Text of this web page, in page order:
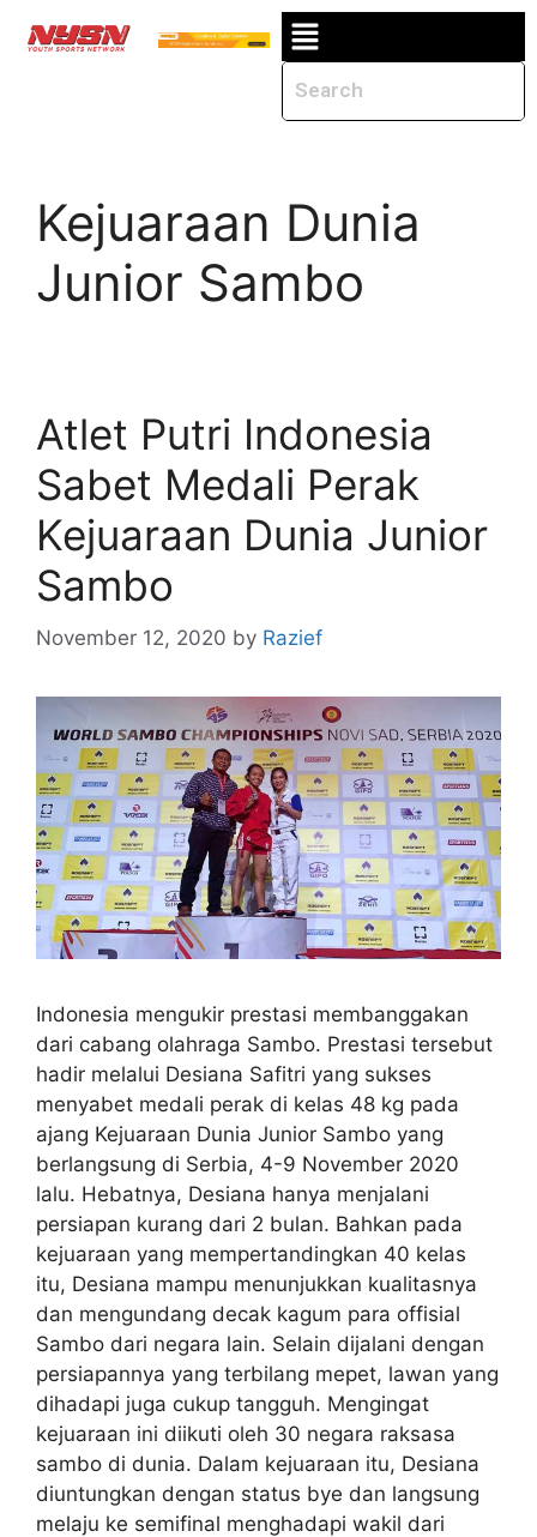
Kejuaraan Dunia
Junior Sambo
Atlet Putri Indonesia
Sabet Medali Perak
Kejuaraan Dunia Junior
Sambo
November 12, 2020 by Razief
Indonesia mengukir prestasi membanggakan
dari cabang olahraga Sambo. Prestasi tersebut
hadir melalui Desiana Safitri yang sukses
menyabet medali perak di kelas 48 kg pada
ajang Kejuaraan Dunia Junior Sambo yang
berlangsung di Serbia, 4-9 November 2020
lalu. Hebatnya, Desiana hanya menjalani
persiapan kurang dari 2 bulan. Bahkan pada
kejuaraan yang mempertandingkan 40 kelas
itu, Desiana mampu menunjukkan kualitasnya
dan mengundang decak kagum para offisial
Sambo dari negara lain. Selain dijalani dengan
persiapannya yang terbilang mepet, lawan yang
dihadapi juga cukup tangguh. Mengingat
kejuaraan ini diikuti oleh 30 negara raksasa
sambo di dunia. Dalam kejuaraan itu, Desiana
diuntungkan dengan status bye dan langsung
melaju ke semifinal menghadapi wakil dari